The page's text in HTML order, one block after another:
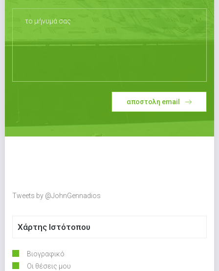
αποστολη email
Tweets by @JohnGennadios
Χάρτης Ιστότοπου
Βιογραφικό
Οι θέσεις μου